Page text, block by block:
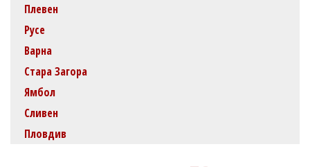
Плевен
Русе
Варна
Стара Загора
Ямбол
Сливен
Пловдив